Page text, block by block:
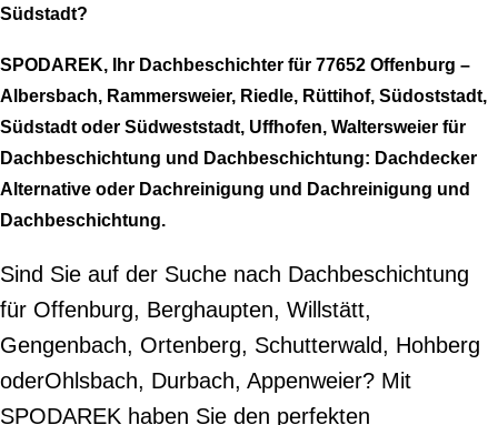
Südstadt?
SPODAREK, Ihr Dachbeschichter für 77652 Offenburg –
Albersbach, Rammersweier, Riedle, Rüttihof, Südoststadt,
Südstadt oder Südweststadt, Uffhofen, Waltersweier für
Dachbeschichtung und Dachbeschichtung: Dachdecker
Alternative oder Dachreinigung und Dachreinigung und
Dachbeschichtung.
Sind Sie auf der Suche nach Dachbeschichtung
für Offenburg, Berghaupten, Willstätt,
Gengenbach, Ortenberg, Schutterwald, Hohberg
oderOhlsbach, Durbach, Appenweier? Mit
SPODAREK haben Sie den perfekten